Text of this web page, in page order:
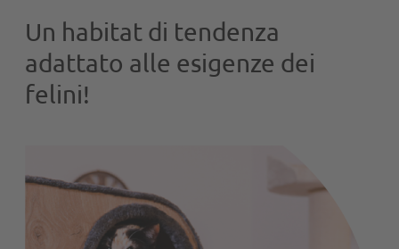
Un habitat di tendenza
adattato alle esigenze dei
felini!